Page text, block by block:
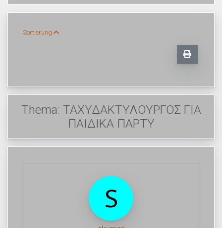
Sortierung
Thema: ΤΑΧΥΔΑΚΤΥΛΟΥΡΓΟΣ ΓΙΑ
ΠΑΙΔΙΚΑ ΠΑΡΤΥ